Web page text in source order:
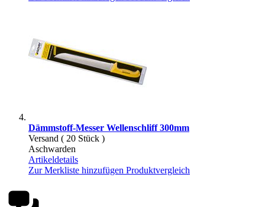
Dämmstoff-Messer Wellenschliff 300mm
Versand ( 20 Stück )
Aschwarden
Artikeldetails
Zur Merkliste hinzufügen Produktvergleich